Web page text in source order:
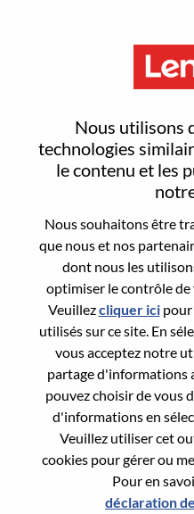
Nous utilisons
technologies
le contenu et les
Nous souhaitons être
que nous et nos
dont nous les
optimiser le contrôle de
Veuillezcliquer icipour
utilisés sur ce site. En
vous acceptez notre
partage d'informations
pouvez choisir de vous
d'informations en
Veuillez utiliser cet
cookies pour gérer ou
Pour en
déclaration
Reset
Are you sure you
Enter the email
account, then click
We will email you a
password.
Reset password with your e-
E-mail*